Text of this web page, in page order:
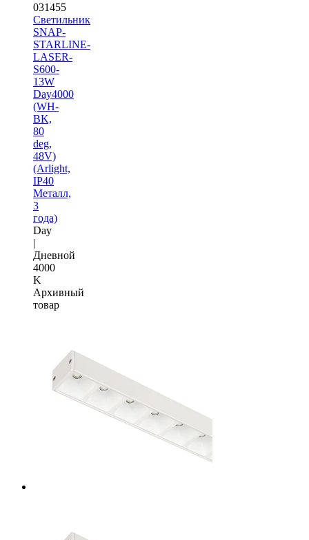
031455
Светильник
SNAP-
STARLINE-
LASER-
S600-
13W
Day4000
(WH-
BK,
80
deg,
48V)
(Arlight,
IP40
Металл,
3
года)
Day
|
Дневной
4000
K
Архивный
товар